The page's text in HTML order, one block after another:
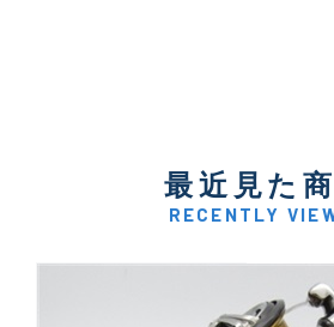
最近見た
RECENTLY